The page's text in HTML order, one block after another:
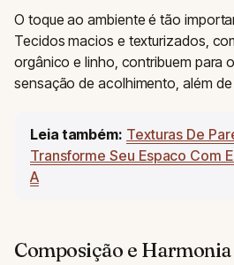
O toque ao ambiente é tão
Tecidos macios e texturizados,
orgânico e linho, contribuem para
sensação de acolhimento, além de
Leia também: Texturas De
Transforme Seu Espaco Com
A
Composição e